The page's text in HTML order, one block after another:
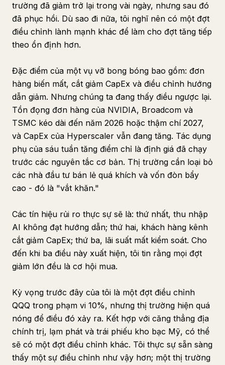
trường đã giảm trở lại trong vài ngày, nhưng sau đó
đã phục hồi. Dù sao đi nữa, tôi nghĩ nên có một đợt
điều chỉnh lành mạnh khác để làm cho đợt tăng tiếp
theo ổn định hơn.
Đặc điểm của một vụ vỡ bong bóng bao gồm: đơn
hàng biến mất, cắt giảm CapEx và điều chỉnh hướng
dẫn giảm. Nhưng chúng ta đang thấy điều ngược lại.
Tồn đọng đơn hàng của NVIDIA, Broadcom và
TSMC kéo dài đến năm 2026 hoặc thậm chí 2027,
và CapEx của Hyperscaler vẫn đang tăng. Tác dụng
phụ của sáu tuần tăng điểm chỉ là định giá đã chạy
trước các nguyên tắc cơ bản. Thị trường cần loại bỏ
các nhà đầu tư bán lẻ quá khích và vốn đòn bẩy
cao - đó là "vắt khăn."
Các tín hiệu rủi ro thực sự sẽ là: thứ nhất, thu nhập
AI không đạt hướng dẫn; thứ hai, khách hàng kênh
cắt giảm CapEx; thứ ba, lãi suất mất kiểm soát. Cho
đến khi ba điều này xuất hiện, tôi tin rằng mọi đợt
giảm lớn đều là cơ hội mua.
Kỳ vọng trước đây của tôi là một đợt điều chỉnh
QQQ trong phạm vi 10%, nhưng thị trường hiện quá
nóng để điều đó xảy ra. Kết hợp với căng thẳng địa
chính trị, lạm phát và trái phiếu kho bạc Mỹ, có thể
sẽ có một đợt điều chỉnh khác. Tôi thực sự sẵn sàng
thấy một sự điều chỉnh như vậy hơn; một thị trường